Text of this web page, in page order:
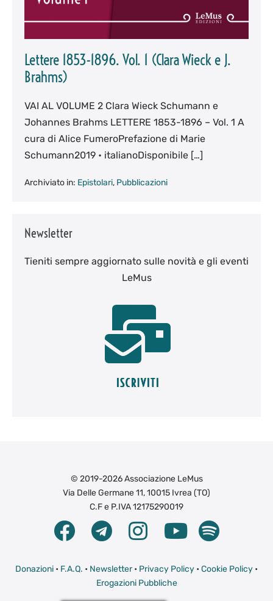
Lettere 1853-1896. Vol. 1 (Clara Wieck e J.
Brahms)
VAI AL VOLUME 2 Clara Wieck Schumann e
Johannes Brahms LETTERE 1853-1896 – Vol. 1 A
cura di Alice FumeroPrefazione di Marie
Schumann2019 • italianoDisponibile […]
Archiviato in: Epistolari, Pubblicazioni
Newsletter
Tieniti sempre aggiornato sulle novità e gli eventi
LeMus
© 2019-2026 Associazione LeMus
Via Delle Germane 11, 10015 Ivrea (TO)
C.F e P.IVA 12175290019
Donazioni • F.A.Q. • Newsletter• Privacy Policy • Cookie Policy •
Erogazioni Pubbliche